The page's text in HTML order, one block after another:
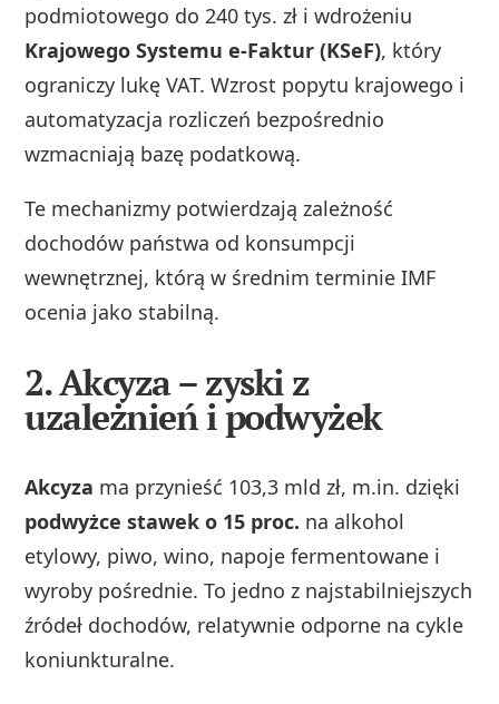
podmiotowego do 240 tys. zł i wdrożeniu
Krajowego Systemu e-Faktur (KSeF), który
ograniczy lukę VAT. Wzrost popytu krajowego i
automatyzacja rozliczeń bezpośrednio
wzmacniają bazę podatkową.
Te mechanizmy potwierdzają zależność
dochodów państwa od konsumpcji
wewnętrznej, którą w średnim terminie IMF
ocenia jako stabilną.
2. Akcyza – zyski z
uzależnień i podwyżek
Akcyza ma przynieść 103,3 mld zł, m.in. dzięki
podwyżce stawek o 15 proc. na alkohol
etylowy, piwo, wino, napoje fermentowane i
wyroby pośrednie. To jedno z najstabilniejszych
źródeł dochodów, relatywnie odporne na cykle
koniunkturalne.